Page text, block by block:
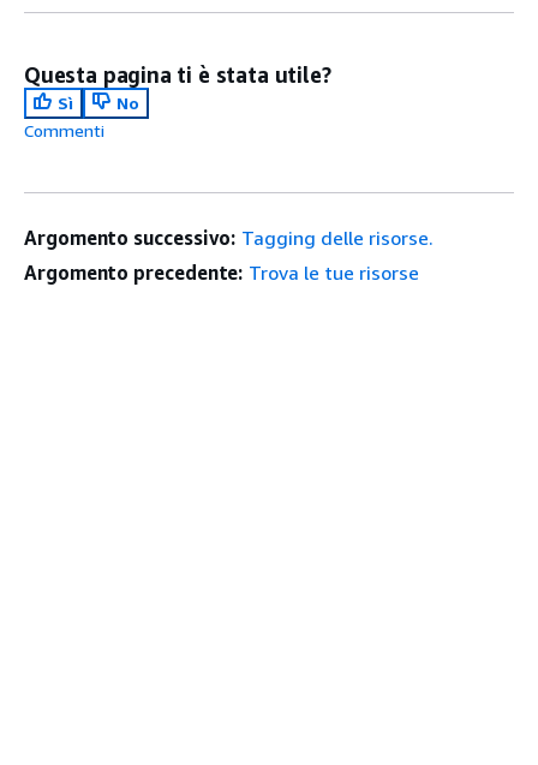
Questa pagina ti è stata utile?
Sì
No
Commenti
Argomento successivo: Tagging delle risorse.
Argomento precedente: Trova le tue risorse